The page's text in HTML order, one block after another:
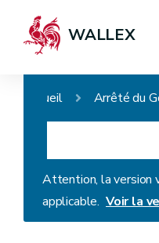
WALLEX
Accueil
Attention, la version
applicable. Voir la